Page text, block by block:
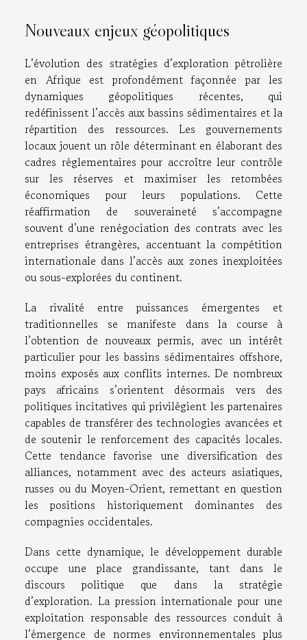
Nouveaux enjeux géopolitiques
L’évolution des stratégies d’exploration pétrolière
en Afrique est profondément façonnée par les
dynamiques géopolitiques récentes, qui
redéfinissent l’accès aux bassins sédimentaires et la
répartition des ressources. Les gouvernements
locaux jouent un rôle déterminant en élaborant des
cadres réglementaires pour accroître leur contrôle
sur les réserves et maximiser les retombées
économiques pour leurs populations. Cette
réaffirmation de souveraineté s’accompagne
souvent d’une renégociation des contrats avec les
entreprises étrangères, accentuant la compétition
internationale dans l’accès aux zones inexploitées
ou sous-explorées du continent.
La rivalité entre puissances émergentes et
traditionnelles se manifeste dans la course à
l’obtention de nouveaux permis, avec un intérêt
particulier pour les bassins sédimentaires offshore,
moins exposés aux conflits internes. De nombreux
pays africains s’orientent désormais vers des
politiques incitatives qui privilégient les partenaires
capables de transférer des technologies avancées et
de soutenir le renforcement des capacités locales.
Cette tendance favorise une diversification des
alliances, notamment avec des acteurs asiatiques,
russes ou du Moyen-Orient, remettant en question
les positions historiquement dominantes des
compagnies occidentales.
Dans cette dynamique, le développement durable
occupe une place grandissante, tant dans le
discours politique que dans la stratégie
d’exploration. La pression internationale pour une
exploitation responsable des ressources conduit à
l’émergence de normes environnementales plus